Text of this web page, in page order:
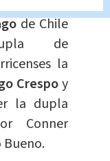
de Chile
de
la
Crespoy
la dupla
Conner